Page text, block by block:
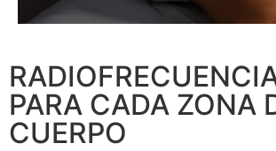
PARA CADA ZONA
CUERPO